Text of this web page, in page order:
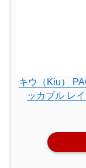
キウ（Kiu）
ッカブル レ